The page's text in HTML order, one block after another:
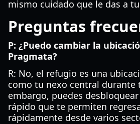
mismo cuidado que le das a
Preguntas
P: ¿Puedo cambiar la
Pragmata?
R: No, el refugio es una
como tu nexo central durante
embargo, puedes
rápido que te permiten
rápidamente desde varios